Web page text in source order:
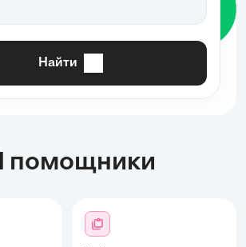
Найти
помощники